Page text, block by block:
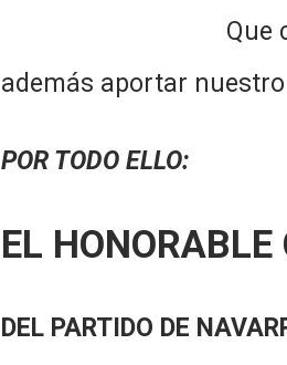
Que como
además aportar
POR TODO ELLO:
EL
DEL PARTIDO DE